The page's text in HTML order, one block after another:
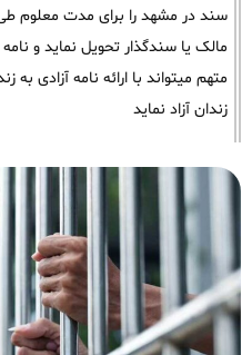
سند در مشهد را برای مدت معلوم
مالک یا سندگذار تحویل نماید و
متهم میتواند با ارائه نامه آزادی به
زندان آزاد نماید